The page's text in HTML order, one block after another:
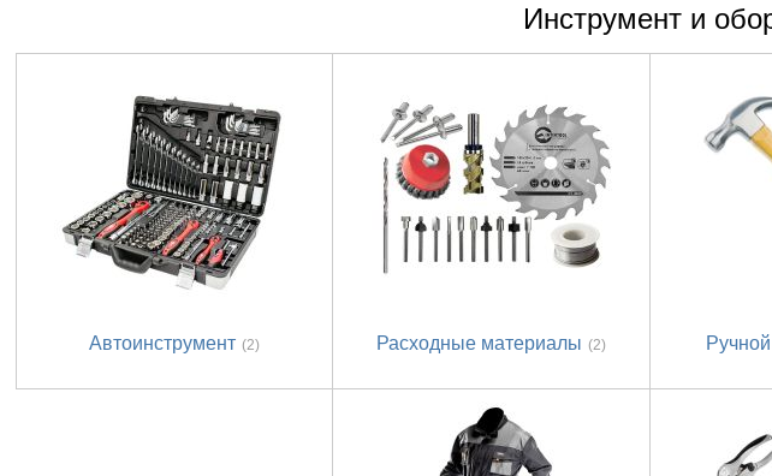
Инструмент и
Автоинструмент (2) Расходные материалы (2)